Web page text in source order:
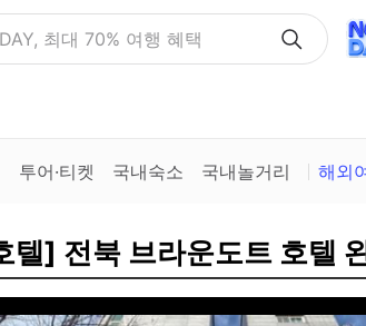
최대 70% 여행 혜택
투어·티켓 국내숙소 국내놀거리 해외
텔] 전북 브라운도트 호텔